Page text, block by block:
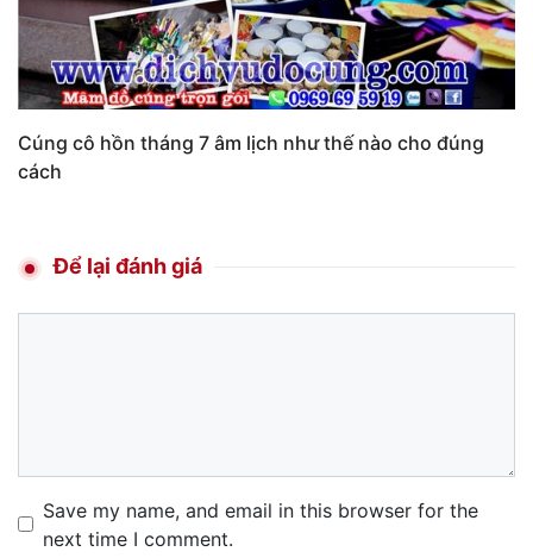
Cúng cô hồn tháng 7 âm lịch như thế nào cho đúng
cách
Để lại đánh giá
Name
Email
Website
Save my name, and email in this browser for the
next time I comment.